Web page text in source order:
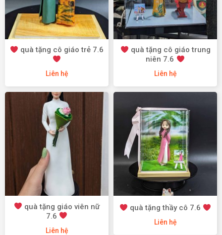
quà tặng cô giáo trẻ 7.6
Liên hệ
quà tặng cô giáo trung
niên 7.6
Liên hệ
quà tặng giáo viên nữ
7.6
Liên hệ
quà tặng thầy cô 7.6
Liên hệ